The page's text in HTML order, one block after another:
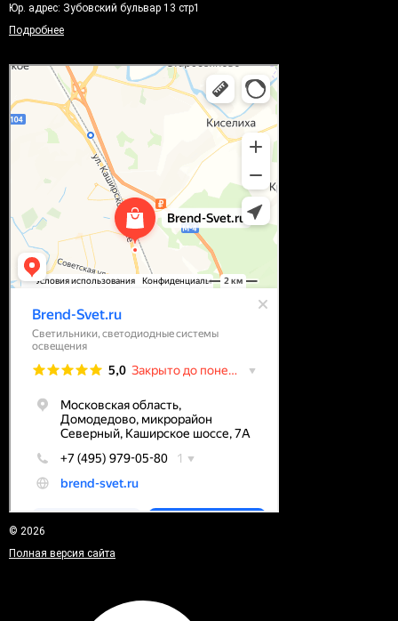
Юр. адрес: Зубовский бульвар 13 стр1
Подробнее
© 2026
Полная версия сайта